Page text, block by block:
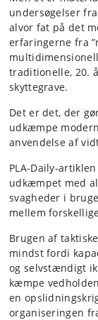
undersøgelser
alvor fat på det
erfaringerne fra
traditionelle, 20.
skyttegrave.
Det er det, der
udkæmpe
anvendelse af
PLA-Daily-
udkæmpet med
svagheder i
mellem
Brugen af
mindst fordi
og selvstændigt
kæmpe
en
organiseringen